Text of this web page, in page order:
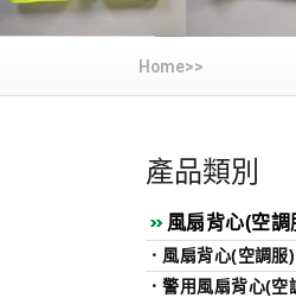
Home>>
產品類別
風扇背心(空調
． 風扇背心(空調服)
．警用風扇背心(空